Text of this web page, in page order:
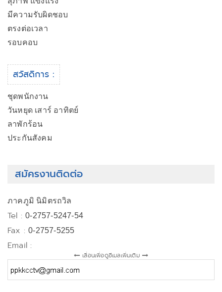
มีความรับผิดชอบ
ตรงต่อเวลา
รอบคอบ
สวัสดิการ :
ชุดพนักงาน
วันหยุด เสาร์ อาทิตย์
ลาพักร้อน
ประกันสังคม
สมัครงานติดต่อ
ภาคภูมิ นิมิตรถวิล
Tel :0-2757-5247-54
Fax :0-2757-5255
Email :
เลื่อนเพื่อดูอีเมลเพิ่มเติม